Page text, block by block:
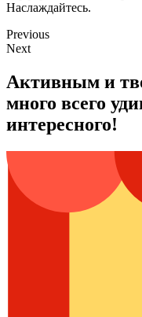
Наслаждайтесь.
Previous
Next
Активным и
много всего
интересного!